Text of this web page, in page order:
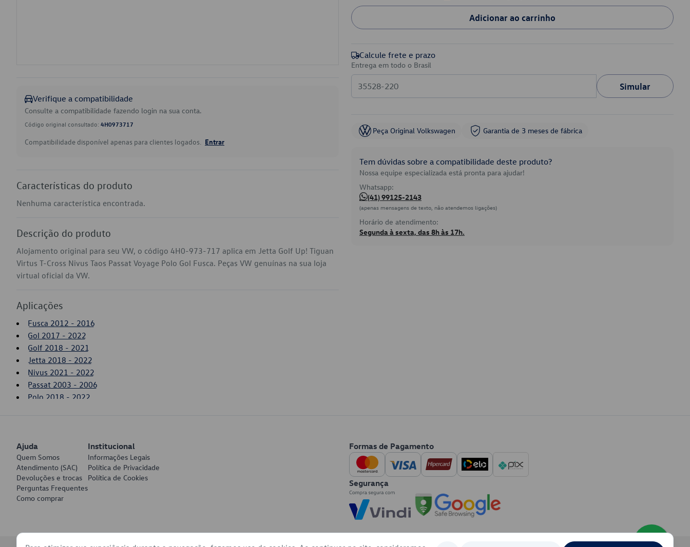
Verifique a compatibilidade
Consulte a compatibilidade fazendo login na sua conta.
Código original consultado: 4H0973717
Compatibilidade disponível apenas para clientes logados. Entrar
Características do produto
Nenhuma característica encontrada.
Descrição do produto
Alojamento original para seu VW, o código 4H0-973-717 aplica em Jetta Golf Up! Tiguan
Virtus T-Cross Nivus Taos Passat Voyage Polo Gol Fusca. Peças VW genuínas na sua loja
virtual oficial da VW.
Aplicações
Fusca 2012 - 2016
Gol 2017 - 2022
Golf 2018 - 2021
Jetta 2018 - 2022
Nivus 2021 - 2022
Passat 2003 - 2006
Polo 2018 - 2022
Up! 2014 - 2017
Virtus 2018 - 2022
Voyage 2017 - 2022
Adicionar ao carrinho
Calcule frete e prazo
Entrega em todo o Brasil
Simular
Peça Original Volkswagen Garantia de 3 meses de fábrica
Tem dúvidas sobre a compatibilidade deste produto?
Nossa equipe especializada está pronta para ajudar!
Whatsapp:
(41) 99125-2143
(apenas mensagens de texto, não atendemos ligações)
Horário de atendimento:
Segunda à sexta, das 8h às 17h.
Ajuda
Quem Somos
Atendimento (SAC)
Devoluções e trocas
Perguntas Frequentes
Como comprar
Institucional
Informações Legais
Política de Privacidade
Política de Cookies
Formas de Pagamento
Segurança